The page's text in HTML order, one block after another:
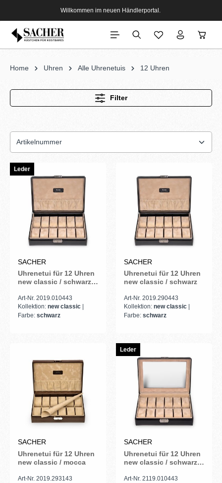
Willkommen im neuen Händlerportal.
Home Uhren Alle Uhrenetuis 12 Uhren
Filter
Leder
SACHER
Uhrenetui für 12 Uhren
new classic / schwarz
Art-Nr. 2019.010443
Kollektion: new classic
Farbe: schwarz
SACHER
Uhrenetui für 12 Uhren
new classic / schwarz
Art-Nr. 2019.290443
Kollektion: new classic
Farbe: schwarz
SACHER
Uhrenetui für 12 Uhren
new classic / mocca
Art-Nr. 2019.293143
Leder
SACHER
Uhrenetui für 12 Uhren
new classic / schwarz
Art-Nr. 2119.010443